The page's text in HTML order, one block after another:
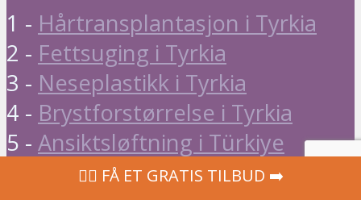
1 - Hårtransplantasjon i Tyrkia
2 - Fettsuging i Tyrkia
3 - Neseplastikk i Tyrkia
4 - Brystforstørrelse i Tyrkia
5 - Ansiktsløftning i Türkiye
Tannfasader i Tyrkia
‍👩‍⚕ FÅ ET GRATIS TILBUD ➡️